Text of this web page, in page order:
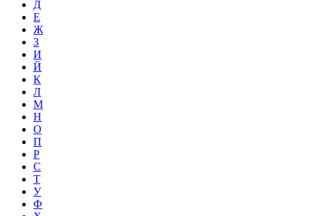
Д
Е
Ж
З
И
Й
К
Л
М
Н
О
П
Р
С
Т
У
Ф